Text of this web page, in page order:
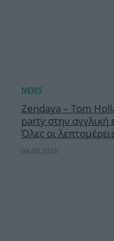
Zendaya – Tom
party στην αγγλική
Όλες οι
08.08.2026